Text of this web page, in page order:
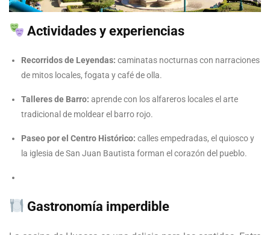
Actividades y experiencias
Recorridos de Leyendas: caminatas nocturnas con narraciones
de mitos locales, fogata y café de olla.
Talleres de Barro: aprende con los alfareros locales el arte
tradicional de moldear el barro rojo.
Paseo por el Centro Histórico: calles empedradas, el quiosco y
la iglesia de San Juan Bautista forman el corazón del pueblo.
Gastronomía imperdible